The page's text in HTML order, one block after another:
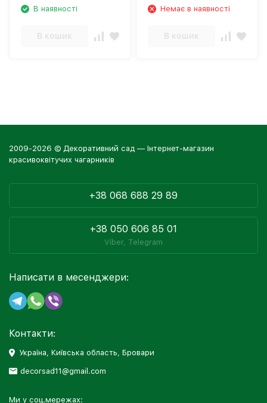
Summer
В наявності
В кошик
Немає в наявності
В кошик
2009-2026 © Декоративний сад — Інтернет-магазин
красивоквітучих чагарників
+38 068 688 29 89
+38 050 606 85 01
Viber, Telegram
Написати в месенджери:
Контакти:
Україна, Київська область, Бровари
decorsad11@gmail.com
Ми у соц.мережах: